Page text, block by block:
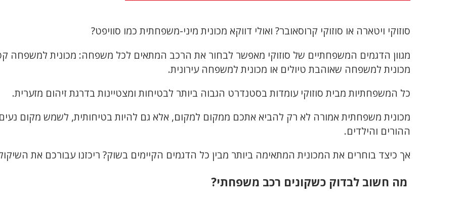
סוזוקי ויטארה או סוזוקי קרוסאובר? ואולי דווקא מכונית מיני-משפחתית כמו סוויפט?
מגוון הדגמים המשפחתיים של סוזוקי מאפשר לבחור את הרכב המתאים לכל משפחה: מכונית למשפחה
מכונית למשפחה שאוהבת טיולים או מכונית למשפחה עירונית.
כל המשפחתיות מבית סוזוקי עומדות בסטנדרט הגבוה ביותר לבטיחות ומצטיינות בדרגת זיהום מזערית.
מכונית משפחתית אמורה לא רק להביא אתכם ממקום למקום, אלא גם להיות בטיחותית, לשמש מקום
ההורים והילדים.
אך כיצד בוחרים את המכונית המתאימה ביותר מבין כל הדגמים הקיימים בשוק? ריכזנו עבורכם את
מה חשוב לבדוק כשקונים רכב משפחתי?